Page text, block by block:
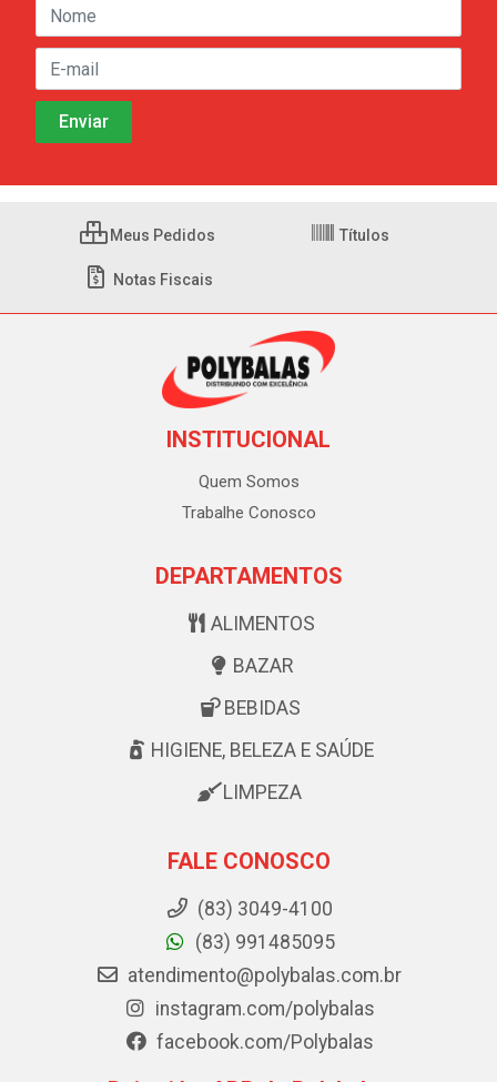
Meus Pedidos Títulos
Notas Fiscais
INSTITUCIONAL
Quem Somos
Trabalhe Conosco
DEPARTAMENTOS
ALIMENTOS
BAZAR
BEBIDAS
HIGIENE, BELEZA E SAÚDE
LIMPEZA
FALE CONOSCO
(83) 3049-4100
(83) 991485095
atendimento@polybalas.com.br
instagram.com/polybalas
facebook.com/Polybalas